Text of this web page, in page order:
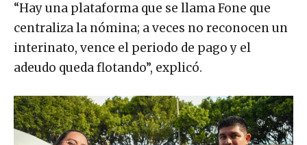
“Hay una plataforma que se llama Fone que
centraliza la nómina; a veces no reconocen un
interinato, vence el periodo de pago y el
adeudo queda flotando”, explicó.